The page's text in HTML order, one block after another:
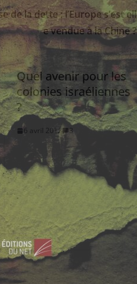
de la dette : l’Europe s’est ell
e vendue à la Chine ?
Quel avenir pour les
colonies israéliennes
?
6 avril 2012 3